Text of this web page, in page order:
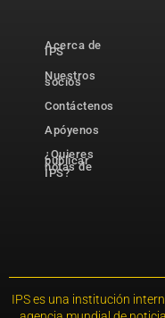
Acerca de
IPS
Nuestros
socios
Contáctenos
Apóyenos
¿Quieres
publicar
notas de
IPS?
IPS es una institución